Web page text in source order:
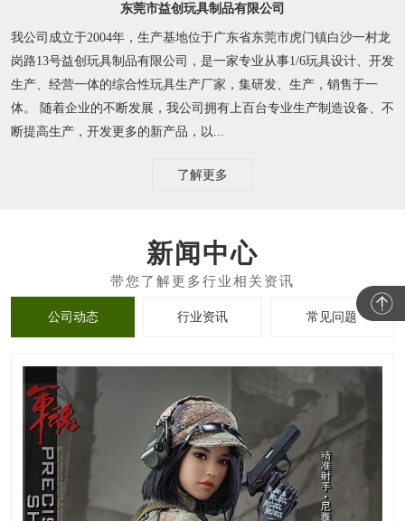
东莞市益创玩具制品有限公司
我公司成立于2004年，生产基地位于广东省东莞市虎门镇白沙一村龙
岗路13号益创玩具制品有限公司，是一家专业从事1/6玩具设计、开发
生产、经营一体的综合性玩具生产厂家，集研发、生产，销售于一
体。 随着企业的不断发展，我公司拥有上百台专业生产制造设备、不
断提高生产，开发更多的新产品，以...
了解更多
新闻中心
公司动态 行业资讯 常见问题